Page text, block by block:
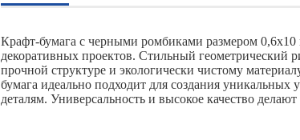
Крафт-бумага с черными ромбиками размером
декоративных проектов. Стильный геометрический
прочной структуре и экологически чистому
бумага идеально подходит для создания
деталям. Универсальность и высокое качество